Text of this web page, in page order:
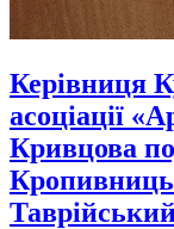
Керівниця
асоціації
Кривцова